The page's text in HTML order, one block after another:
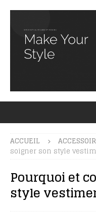
ACCUEIL
soigner son style
Pourquoi et
style